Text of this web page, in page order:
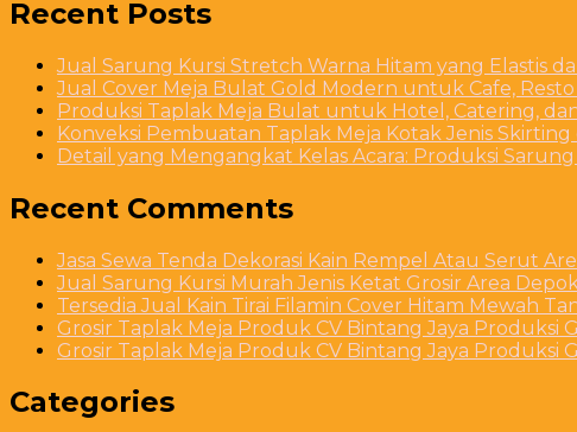
Recent Posts
Jual Sarung Kursi Stretch Warna Hitam yang Elastis
Jual Cover Meja Bulat Gold Modern untuk Cafe,
Produksi Taplak Meja Bulat untuk Hotel, Catering,
Konveksi Pembuatan Taplak Meja Kotak Jenis Skirting
Detail yang Mengangkat Kelas Acara: Produksi
Recent Comments
Jasa Sewa Tenda Dekorasi Kain Rempel Atau Serut
Jual Sarung Kursi Murah Jenis Ketat Grosir Area
Tersedia Jual Kain Tirai Filamin Cover Hitam Mewah
Grosir Taplak Meja Produk CV Bintang Jaya Produksi
Grosir Taplak Meja Produk CV Bintang Jaya Produksi
Categories